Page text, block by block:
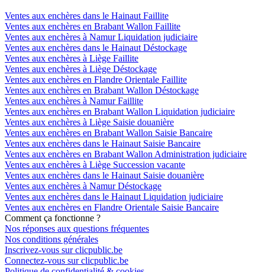
Ventes aux enchères dans le Hainaut Faillite
Ventes aux enchères en Brabant Wallon Faillite
Ventes aux enchères à Namur Liquidation judiciaire
Ventes aux enchères dans le Hainaut Déstockage
Ventes aux enchères à Liège Faillite
Ventes aux enchères à Liège Déstockage
Ventes aux enchères en Flandre Orientale Faillite
Ventes aux enchères en Brabant Wallon Déstockage
Ventes aux enchères à Namur Faillite
Ventes aux enchères en Brabant Wallon Liquidation judiciaire
Ventes aux enchères à Liège Saisie douanière
Ventes aux enchères en Brabant Wallon Saisie Bancaire
Ventes aux enchères dans le Hainaut Saisie Bancaire
Ventes aux enchères en Brabant Wallon Administration judiciaire
Ventes aux enchères à Liège Succession vacante
Ventes aux enchères dans le Hainaut Saisie douanière
Ventes aux enchères à Namur Déstockage
Ventes aux enchères dans le Hainaut Liquidation judiciaire
Ventes aux enchères en Flandre Orientale Saisie Bancaire
Comment ça fonctionne ?
Nos réponses aux questions fréquentes
Nos conditions générales
Inscrivez-vous sur clicpublic.be
Connectez-vous sur clicpublic.be